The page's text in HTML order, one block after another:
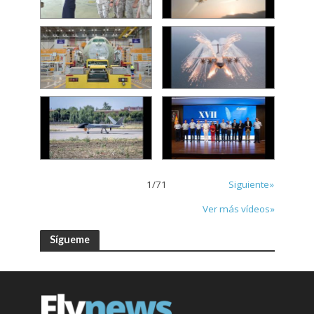
1/71
Siguiente»
Ver más vídeos»
Sígueme